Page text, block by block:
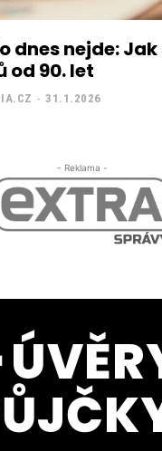
dnes nejde:
od 90. let
- 31.1.2026
- Reklama -